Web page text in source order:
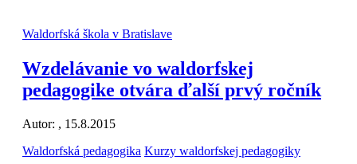
Waldorfská škola v Bratislave
Wzdelávanie vo waldorfskej
pedagogike otvára ďalší prvý ročník
Autor: , 15.8.2015
Waldorfská pedagogika Kurzy waldorfskej pedagogiky